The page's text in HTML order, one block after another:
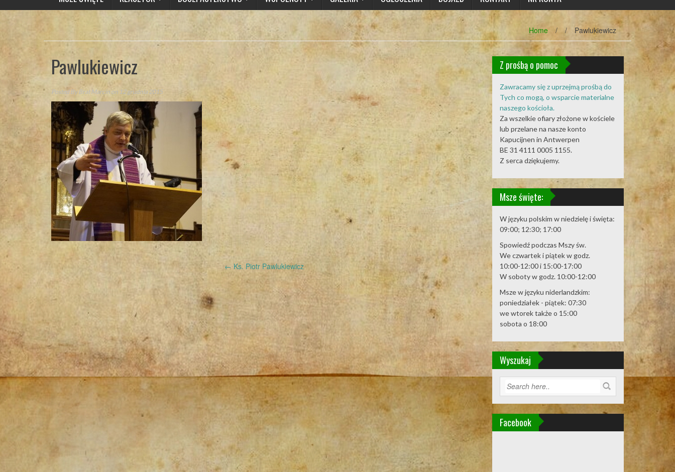
Home / / Pawlukiewicz
Pawlukiewicz
Posted ByBrat Marcin on 12 grudnia 2015
Post
navigation
← Ks. Piotr Pawlukiewicz
Z prośbą o pomoc
Zawracamy się z uprzejmą prośbą do
Tych co mogą, o wsparcie materialne
naszego kościoła.
Za wszelkie ofiary złożone w kościele
lub przelane na nasze konto
Kapucijnen in Antwerpen
BE 31 4111 0005 1155.
Z serca dziękujemy.
Msze święte:
W języku polskim w niedzielę i święta:
09:00; 12:30; 17:00
Spowiedź podczas Mszy św.
We czwartek i piątek w godz.
10:00-12:00 i 15:00-17:00
W soboty w godz. 10:00-12:00
Msze w języku niderlandzkim:
poniedziałek - piątek: 07:30
we wtorek także o 15:00
sobota o 18:00
Wyszukaj
Facebook